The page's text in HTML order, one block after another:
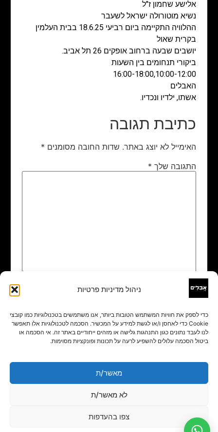
ניהול מדיניות פרטיות
כדי לספק את חוויות המשתמש הטובות ביותר, אנו משתמשים בטכנולוגיות כמו קובצי
Cookie כדי לאחסן ו/או לגשת למידע על המכשיר. הסכמה לטכנולוגיות אלו תאפשר
לנו לעבד נתונים כגון התנהגות גלישה או מזהים ייחודיים באתר זה. אי הסכמה או
ביטול הסכמה עלולים להשפיע לרעה על תכונות ופונקציות מסוימות.
מאשר/ת
לא מאשר/ת
צפו בהעדפות
אלישע שחמון ז"ל
נשיא מוטורולה ישראל לשעבר
ההלוויה התקיימה ביום רביעי 18.6.25 בבית העלמין
בקרית שאול
יושבים שבעה ברחוב אופקים 26 תל אביב.
ביקורי תנחומים בין השעות
16:00-18:00,10:00-12:00
האבלים
אשתו, ילדיו ונכדיו.
כתיבת תגובה
האימייל לא יוצג באתר. שדות החובה מסומנים *
התגובה שלך *
שם
אימייל*